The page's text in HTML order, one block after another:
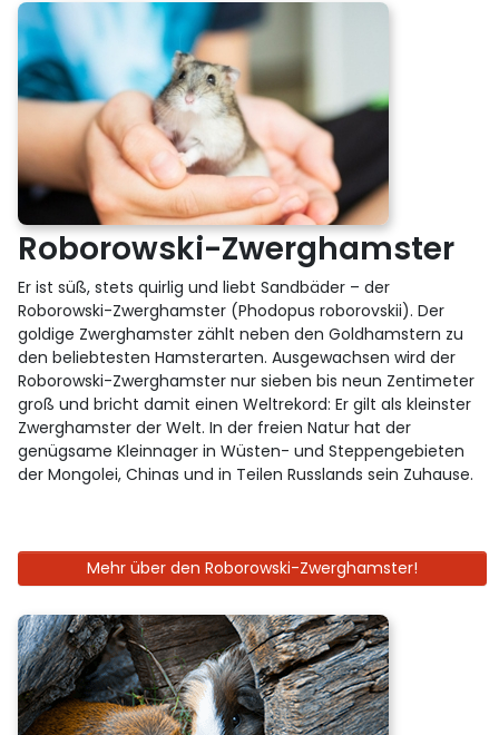
Roborowski-Zwerghamster
Er ist süß, stets quirlig und liebt Sandbäder – der
Roborowski-Zwerghamster (Phodopus roborovskii). Der
goldige Zwerghamster zählt neben den Goldhamstern zu
den beliebtesten Hamsterarten. Ausgewachsen wird der
Roborowski-Zwerghamster nur sieben bis neun Zentimeter
groß und bricht damit einen Weltrekord: Er gilt als kleinster
Zwerghamster der Welt. In der freien Natur hat der
genügsame Kleinnager in Wüsten- und Steppengebieten
der Mongolei, Chinas und in Teilen Russlands sein Zuhause.
Mehr über den Roborowski-Zwerghamster!